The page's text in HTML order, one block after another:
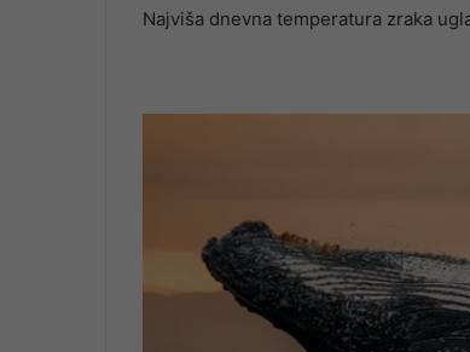
Najviša dnevna temperatura zraka